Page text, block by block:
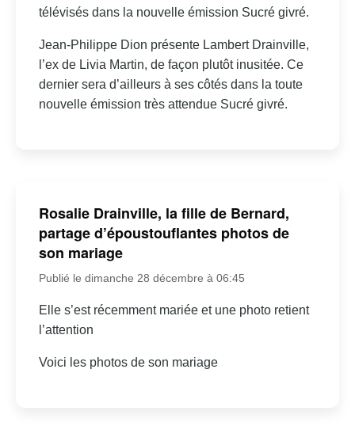
télévisés dans la nouvelle émission Sucré givré.
Jean-Philippe Dion présente Lambert Drainville,
l’ex de Livia Martin, de façon plutôt inusitée. Ce
dernier sera d’ailleurs à ses côtés dans la toute
nouvelle émission très attendue Sucré givré.
Rosalie Drainville, la fille de Bernard,
partage d’époustouflantes photos de
son mariage
Publié le dimanche 28 décembre à 06:45
Elle s’est récemment mariée et une photo retient
l’attention
Voici les photos de son mariage